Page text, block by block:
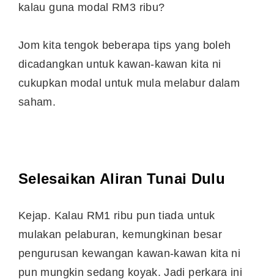
kalau guna modal RM3 ribu?
Jom kita tengok beberapa tips yang boleh
dicadangkan untuk kawan-kawan kita ni
cukupkan modal untuk mula melabur dalam
saham.
Selesaikan Aliran Tunai Dulu
Kejap. Kalau RM1 ribu pun tiada untuk
mulakan pelaburan, kemungkinan besar
pengurusan kewangan kawan-kawan kita ni
pun mungkin sedang koyak. Jadi perkara ini